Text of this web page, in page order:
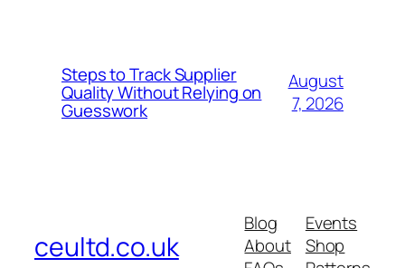
Steps to Track Supplier
Quality Without Relying on
Guesswork
August
7, 2026
ceultd.co.uk
Blog
About
Events
Shop